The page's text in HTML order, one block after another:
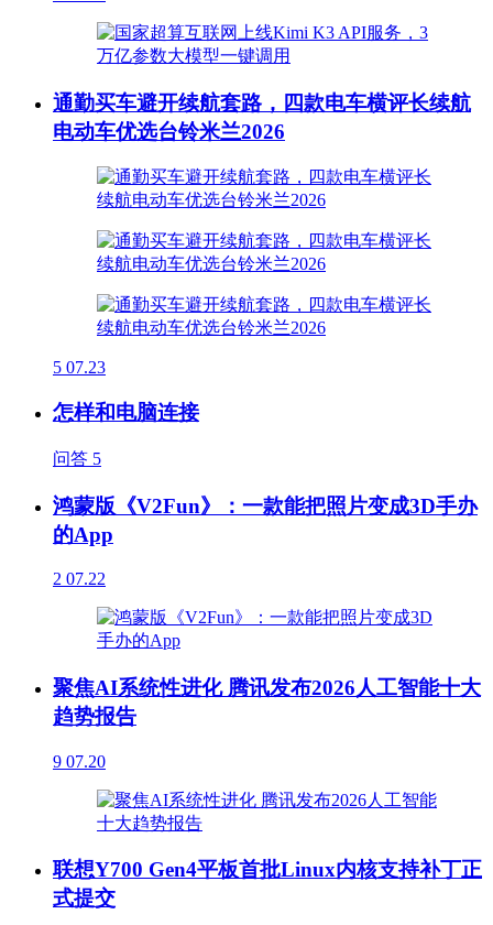
通勤买车避开续航套路，四款电车横评长续航
电动车优选台铃米兰2026
5 07.23
怎样和电脑连接
问答 5
鸿蒙版《V2Fun》：一款能把照片变成3D手办
的App
2 07.22
聚焦AI系统性进化 腾讯发布2026人工智能十大
趋势报告
9 07.20
联想Y700 Gen4平板首批Linux内核支持补丁正
式提交